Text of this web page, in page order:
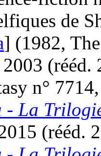
de
] (1982,
(rééd.
n°
- La
(rééd.